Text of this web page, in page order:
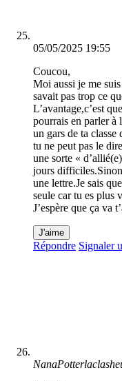
05/05/2025 19:55
Coucou,
Moi aussi je me
savait pas trop ce
L’avantage,c’est
pourrais en parler à
un gars de ta classe
tu ne peut pas le
une sorte «
jours
une lettre.Je sais
seule car tu es plus
J’espère que ça va
J'aime
Répondre Signaler